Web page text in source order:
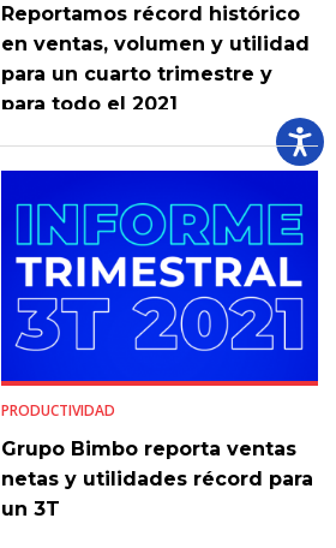
Reportamos récord histórico
en ventas, volumen y utilidad
para un cuarto trimestre y
para todo el 2021
PRODUCTIVIDAD
Grupo Bimbo reporta ventas
netas y utilidades récord para
un 3T